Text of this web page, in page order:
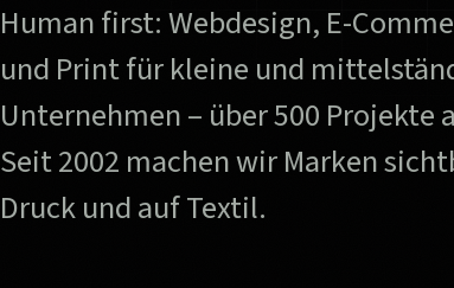
Human first: Webdesign, E-
und Print für kleine und
Unternehmen – über 500 Projekte
Seit 2002 machen wir Marken
Druck und auf Textil.